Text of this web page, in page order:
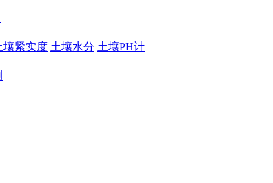
壤紧实度 土壤水分 土壤PH计